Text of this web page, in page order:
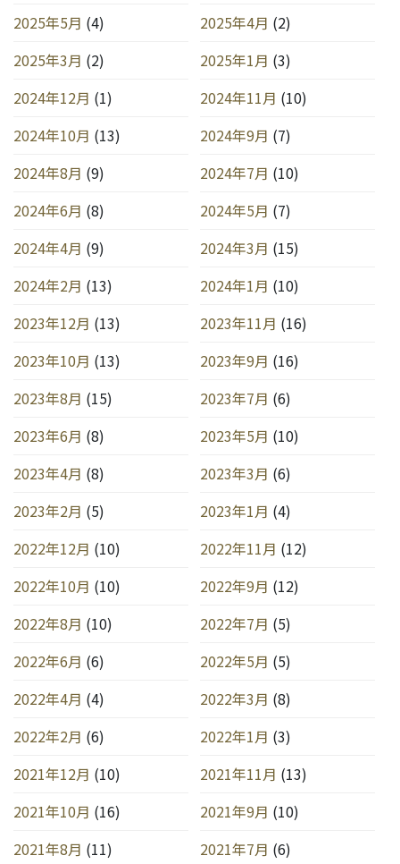
2025年5月 (4) 2025年4月 (2)
2025年3月 (2) 2025年1月 (3)
2024年12月 (1) 2024年11月 (10)
2024年10月 (13) 2024年9月 (7)
2024年8月 (9) 2024年7月 (10)
2024年6月 (8) 2024年5月 (7)
2024年4月 (9) 2024年3月 (15)
2024年2月 (13) 2024年1月 (10)
2023年12月 (13) 2023年11月 (16)
2023年10月 (13) 2023年9月 (16)
2023年8月 (15) 2023年7月 (6)
2023年6月 (8) 2023年5月 (10)
2023年4月 (8) 2023年3月 (6)
2023年2月 (5) 2023年1月 (4)
2022年12月 (10) 2022年11月 (12)
2022年10月 (10) 2022年9月 (12)
2022年8月 (10) 2022年7月 (5)
2022年6月 (6) 2022年5月 (5)
2022年4月 (4) 2022年3月 (8)
2022年2月 (6) 2022年1月 (3)
2021年12月 (10) 2021年11月 (13)
2021年10月 (16) 2021年9月 (10)
2021年8月 (11) 2021年7月 (6)